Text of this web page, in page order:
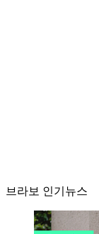
브라보 인기뉴스